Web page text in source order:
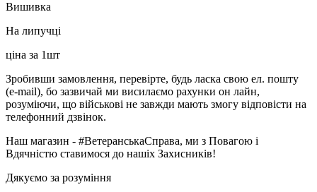
Вишивка
На липучці
ціна за 1шт
Зробивши замовлення, перевірте, будь ласка свою ел. пошту
(e-mail), бо зазвичай ми висилаємо рахунки он лайн,
розуміючи, що військові не завжди мають змогу відповісти на
телефонний дзвінок.
Наш магазин - #ВетеранськаСправа, ми з Повагою і
Вдячністю ставимося до нашіх Захисників!
Дякуємо за розуміння